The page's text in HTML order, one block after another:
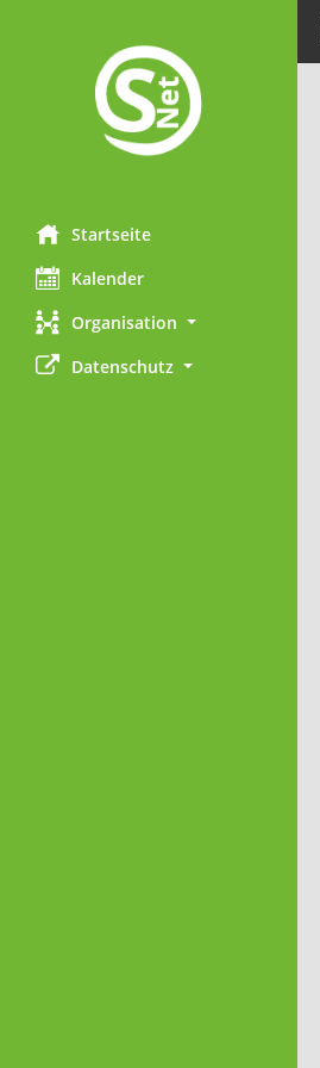
Startseite
Kalender
Organisation
Datenschutz